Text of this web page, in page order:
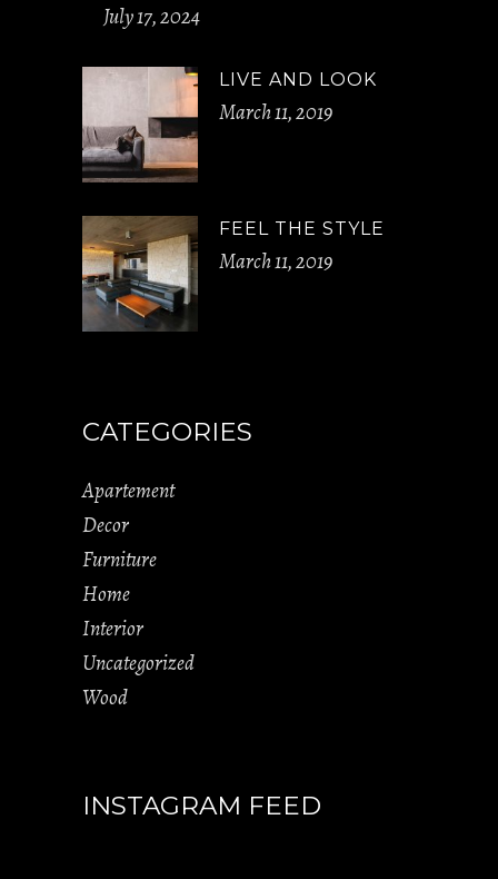
July 17, 2024
LIVE AND LOOK
March 11, 2019
FEEL THE STYLE
March 11, 2019
CATEGORIES
Apartement
Decor
Furniture
Home
Interior
Uncategorized
Wood
INSTAGRAM FEED